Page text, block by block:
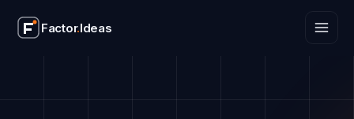
Factor.Ideas
Factor.Ideas